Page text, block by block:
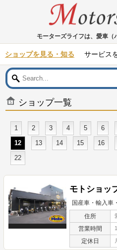
モーターズライフは、愛車（
ショップを見る・知る サービス
ショップ一覧
1 2 3 4 5 6
12
13 14 15 16
22
モトショッ
国産車・輸入車
住所
営業時間
定休日